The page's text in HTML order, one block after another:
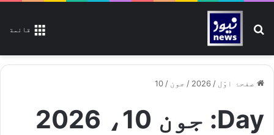
قائمة تلاش کیجیے
صفحۂ اوّل /
2026
/ جون /
10
Day: جون 10، 2026